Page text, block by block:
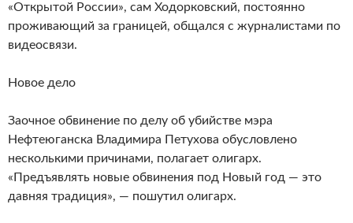
«Открытой России», сам Ходорковский, постоянно
проживающий за границей, общался с журналистами по
видеосвязи.
Новое дело
Заочное обвинение по делу об убийстве мэра
Нефтеюганска Владимира Петухова обусловлено
несколькими причинами, полагает олигарх.
«Предъявлять новые обвинения под Новый год — это
давняя традиция», — пошутил олигарх.